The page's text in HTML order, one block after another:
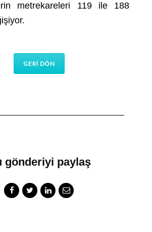
metrekareleri 119 ile 188
GERİ DÖN
gönderiyi paylaş